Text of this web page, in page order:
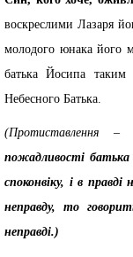
воскреслими Лазаря
молодого юнака його
батька Йосипа
Небесного Батька.
(Протиставлення
пожадливості батька
споконвіку, і в
неправду, то
неправді.)